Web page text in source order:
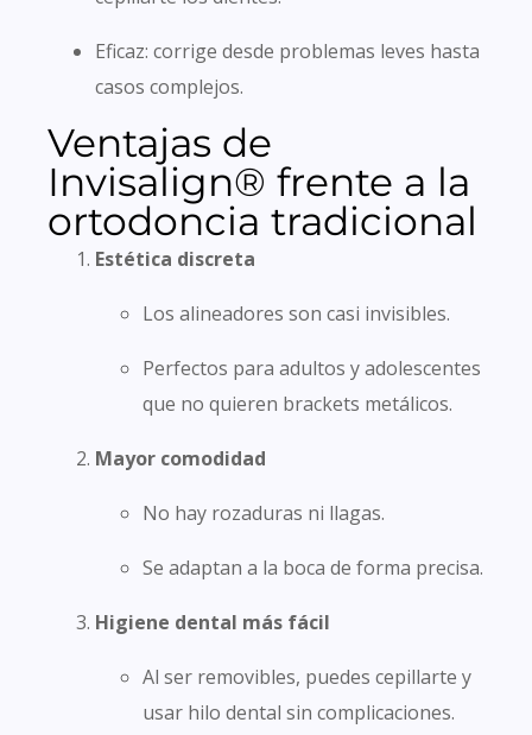
Eficaz: corrige desde problemas leves hasta
casos complejos.
Ventajas de
Invisalign® frente a la
ortodoncia tradicional
Estética discreta
Los alineadores son casi invisibles.
Perfectos para adultos y adolescentes
que no quieren brackets metálicos.
Mayor comodidad
No hay rozaduras ni llagas.
Se adaptan a la boca de forma precisa.
Higiene dental más fácil
Al ser removibles, puedes cepillarte y
usar hilo dental sin complicaciones.